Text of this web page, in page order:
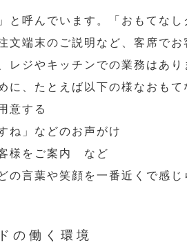
呼んでいます。「おもてな
端末のご説明など、客席で
レジやキッチンでの業務はあり
、たとえば以下の様なおもて
意する
ね」などのお声がけ
様をご案内 など
言葉や笑顔を一番近くで感
の働く環境